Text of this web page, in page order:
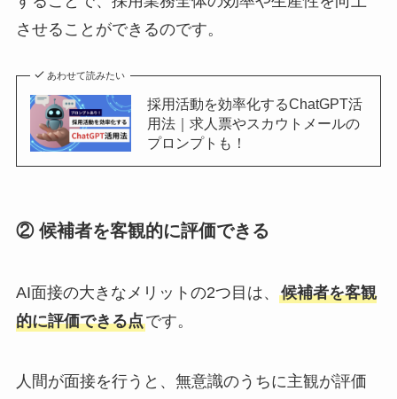
させることができるのです。
あわせて読みたい
採用活動を効率化するChatGPT活
用法｜求人票やスカウトメールの
プロンプトも！
② 候補者を客観的に評価できる
AI面接の大きなメリットの2つ目は、 候補者を客観
的に評価できる点です。
人間が面接を行うと、無意識のうちに主観が評価